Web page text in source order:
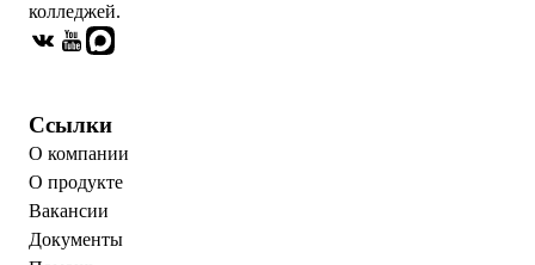
колледжей.
Ссылки
О компании
О продукте
Вакансии
Документы